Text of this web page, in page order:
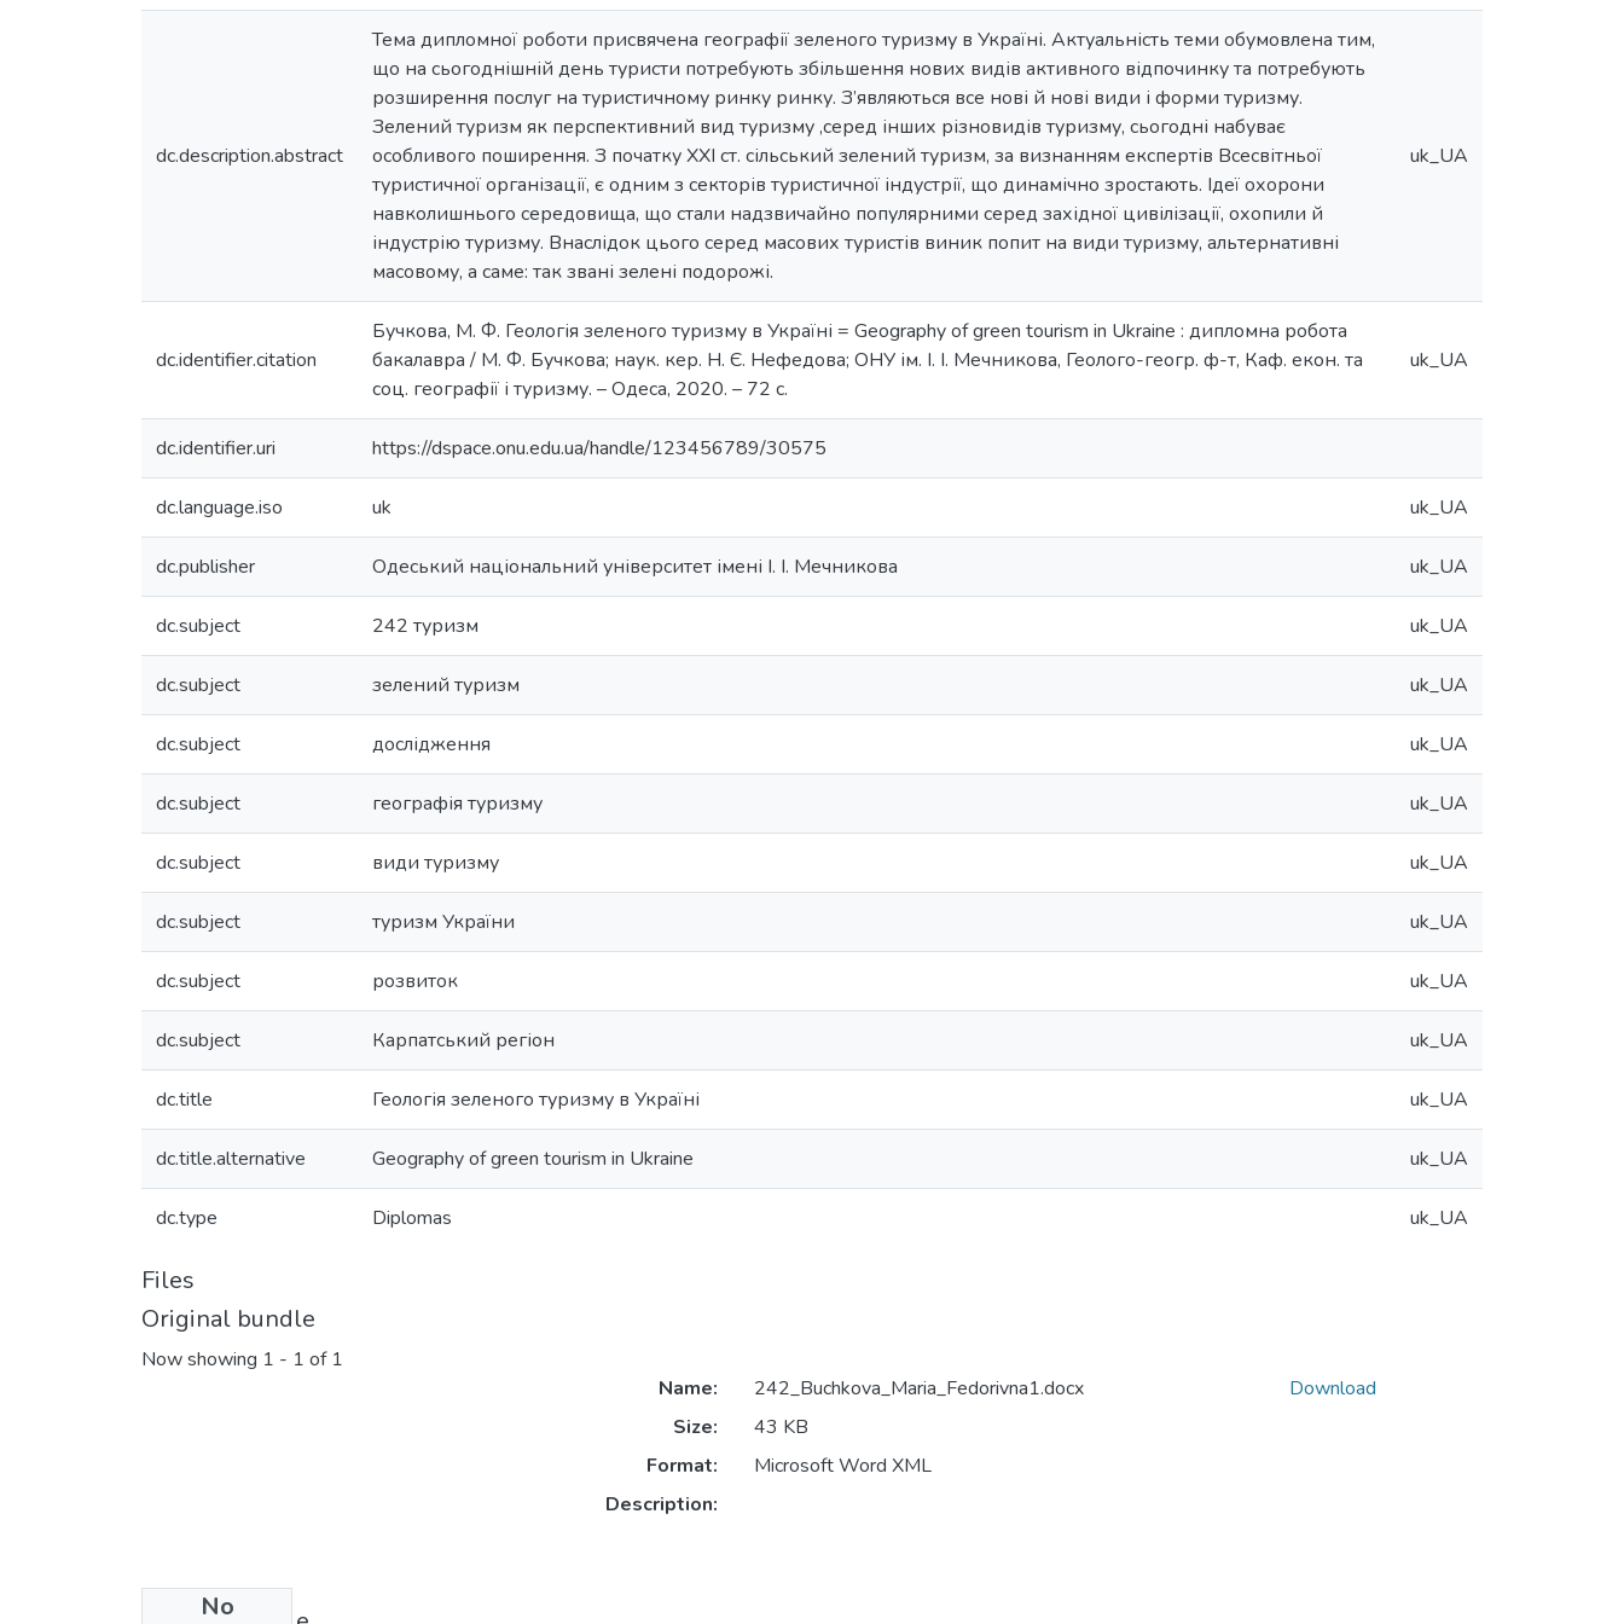
dc.description.abstract
Тема дипломної роботи присвячена географії зеленого туризму в Україні. Актуальність теми обумовлена тим,
що на сьогоднішній день туристи потребують збільшення нових видів активного відпочинку та потребують
розширення послуг на туристичному ринку ринку. З’являються все нові й нові види і форми туризму.
Зелений туризм як перспективний вид туризму ,серед інших різновидів туризму, сьогодні набуває
особливого поширення. З початку XXI ст. сільський зелений туризм, за визнанням експертів Всесвітньої
туристичної організації, є одним з секторів туристичної індустрії, що динамічно зростають. Ідеї охорони
навколишнього середовища, що стали надзвичайно популярними серед західної цивілізації, охопили й
індустрію туризму. Внаслідок цього серед масових туристів виник попит на види туризму, альтернативні
масовому, а саме: так звані зелені подорожі.
uk_UA
dc.identifier.citation
Бучкова, М. Ф. Геологія зеленого туризму в Україні = Geography of green tourism in Ukraine : дипломна робота
бакалавра / М. Ф. Бучкова; наук. кер. Н. Є. Нефедова; ОНУ ім. І. І. Мечникова, Геолого-геогр. ф-т, Каф. екон. та
соц. географії і туризму. – Одеса, 2020. – 72 с.
uk_UA
dc.identifier.uri https://dspace.onu.edu.ua/handle/123456789/30575
dc.language.iso uk uk_UA
dc.publisher Одеський національний університет імені І. І. Мечникова uk_UA
dc.subject 242 туризм uk_UA
dc.subject зелений туризм uk_UA
dc.subject дослідження uk_UA
dc.subject географія туризму uk_UA
dc.subject види туризму uk_UA
dc.subject туризм України uk_UA
dc.subject розвиток uk_UA
dc.subject Карпатський регіон uk_UA
dc.title Геологія зеленого туризму в Україні uk_UA
dc.title.alternative Geography of green tourism in Ukraine uk_UA
dc.type Diplomas uk_UA
Files
Original bundle
Now showing 1 - 1 of 1
No
Name:
242_Buchkova_Maria_Fedorivna1.docx
Size:
43 KB
Format:
Microsoft Word XML
Description:
Download